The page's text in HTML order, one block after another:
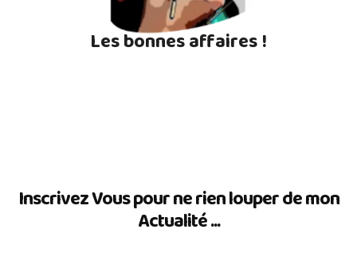
Les bonnes affaires !
Inscrivez Vous pour ne rien louper de mon
Actualité ...